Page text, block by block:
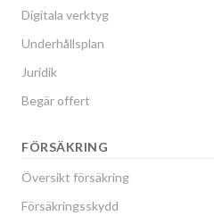
Digitala verktyg
Underhållsplan
Juridik
Begär offert
FÖRSÄKRING
Översikt försäkring
Försäkringsskydd